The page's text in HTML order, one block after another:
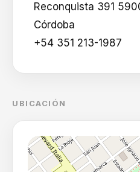
Reconquista 391
Córdoba
+54 351 213-1987
UBICACIÓN